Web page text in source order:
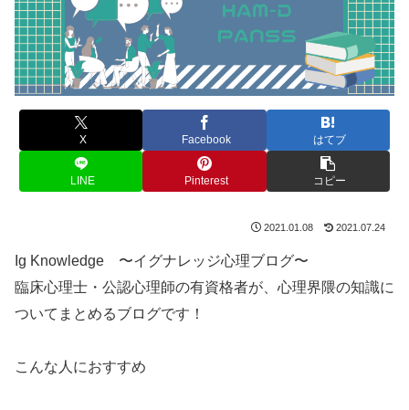
X Facebook はてブ
LINE Pinterest コピー
2021.01.08 2021.07.24
Ig Knowledge 〜イグナレッジ心理ブログ〜
臨床心理士・公認心理師の有資格者が、心理界隈の知識に
ついてまとめるブログです！
こんな人におすすめ